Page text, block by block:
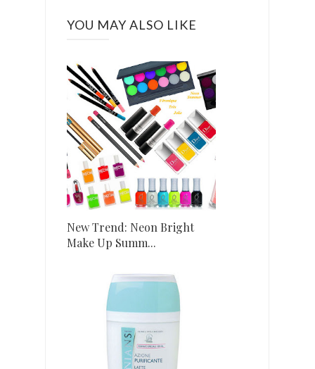
YOU MAY ALSO LIKE
New Trend: Neon Bright
Make Up Summ...